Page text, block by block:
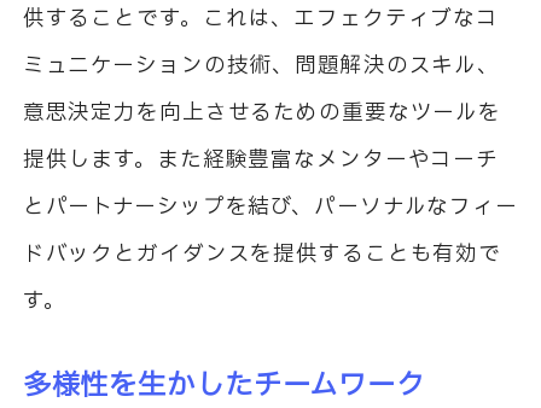
供することです。これは、エフェクティブなコ
ミュニケーションの技術、問題解決のスキル、
意思決定力を向上させるための重要なツールを
提供します。また経験豊富なメンターやコーチ
とパートナーシップを結び、パーソナルなフィー
ドバックとガイダンスを提供することも有効で
す。
多様性を生かしたチームワーク